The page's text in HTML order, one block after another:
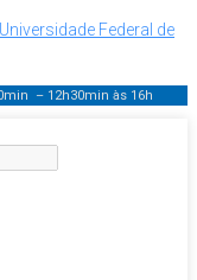
Federal de
– 12h30min às 16h